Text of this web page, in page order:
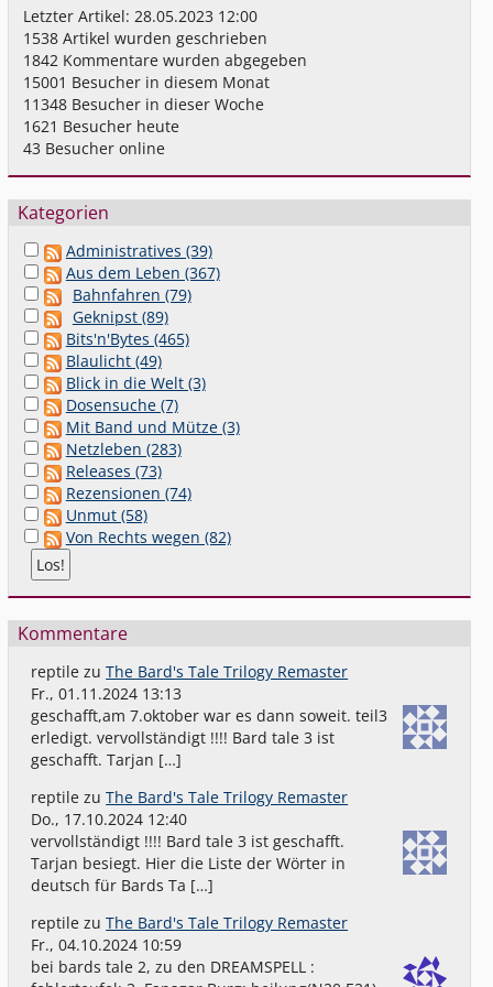
Letzter Artikel:28.05.2023 12:00
1538 Artikel wurden geschrieben
1842 Kommentare wurden abgegeben
15001 Besucher in diesem Monat
11348 Besucher in dieser Woche
1621 Besucher heute
43 Besucher online
Kategorien
Administratives (39)
Aus dem Leben (367)
Bahnfahren (79)
Geknipst (89)
Bits'n'Bytes (465)
Blaulicht (49)
Blick in die Welt (3)
Dosensuche (7)
Mit Band und Mütze (3)
Netzleben (283)
Releases (73)
Rezensionen (74)
Unmut (58)
Von Rechts wegen (82)
Kommentare
reptile zuThe Bard's Tale Trilogy Remaster
Fr., 01.11.2024 13:13
geschafft,am 7.oktober war es dann soweit. teil3
erledigt. vervollständigt !!!! Bard tale 3 ist
geschafft. Tarjan […]
reptile zuThe Bard's Tale Trilogy Remaster
Do., 17.10.2024 12:40
vervollständigt !!!! Bard tale 3 ist geschafft.
Tarjan besiegt. Hier die Liste der Wörter in
deutsch für Bards Ta […]
reptile zuThe Bard's Tale Trilogy Remaster
Fr., 04.10.2024 10:59
bei bards tale 2, zu den DREAMSPELL :